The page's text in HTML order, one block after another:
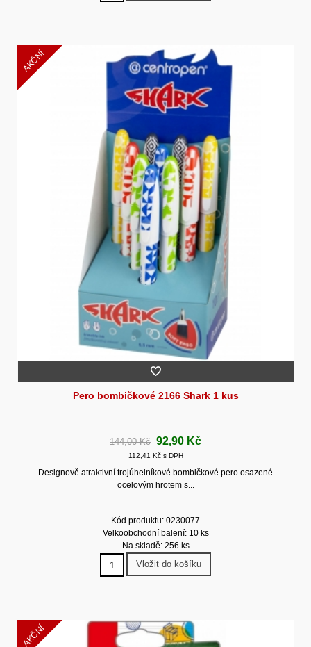
AKČNÍ
Pero bombičkové 2166 Shark 1 kus
144,00 Kč 92,90 Kč
112,41 Kč s DPH
Designově atraktivní trojúhelníkové bombičkové pero osazené
ocelovým hrotem s...
Kód produktu: 0230077
Velkoobchodní balení: 10 ks
Na skladě: 256 ks
Vložit do košíku
AKČNÍ